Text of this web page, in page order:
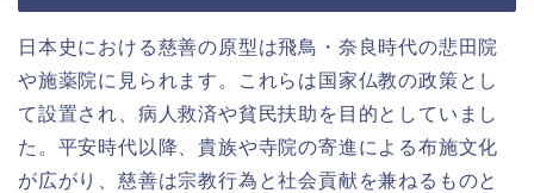
日本史における慈善の原型は飛鳥・奈良時代の悲田院
や施薬院に見られます。これらは国家仏教の政策とし
て設置され、病人救済や貧民扶助を目的としていまし
た。平安時代以降、貴族や寺院の寄進による布施文化
が広がり、慈善は宗教行為と社会貢献を兼ねるものと